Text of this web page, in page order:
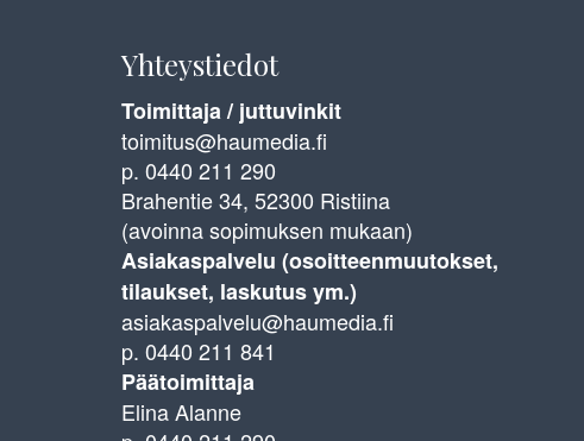
Yhteystiedot
Toimittaja / juttuvinkit
toimitus@haumedia.fi
p. 0440 211 290
Brahentie 34, 52300 Ristiina
(avoinna sopimuksen mukaan)
Asiakaspalvelu (osoitteenmuutokset,
tilaukset, laskutus ym.)
asiakaspalvelu@haumedia.fi
p. 0440 211 841
Päätoimittaja
Elina Alanne